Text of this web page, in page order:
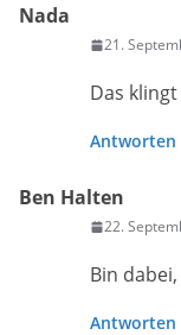
Nada
21.
Das
Antworten
Ben Halten
22.
Bin
Antworten